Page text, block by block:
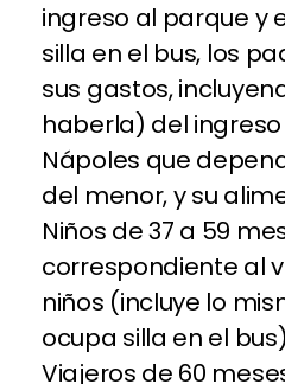
ingreso al parque y
silla en el bus, los
sus gastos,
haberla) del
Nápoles que
del menor, y su
Niños de 37 a 59
correspondiente al
niños (incluye lo
ocupa silla en el bus)
Viajeros de 60